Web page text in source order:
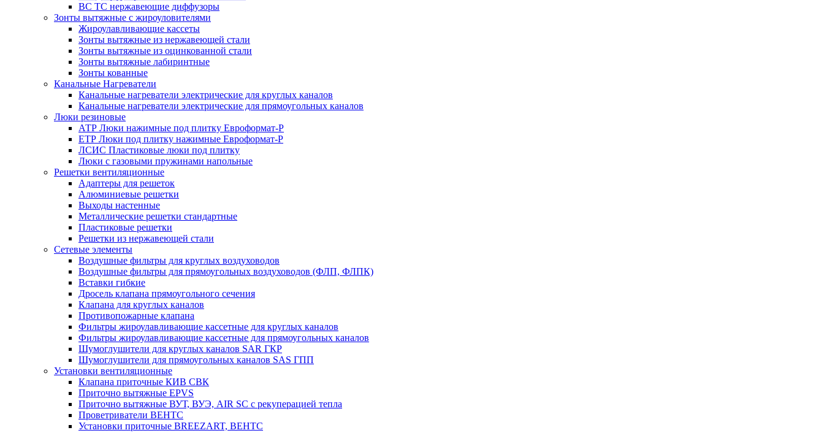
ВС ТС нержавеющие диффузоры
Зонты вытяжные с жироуловителями
Жироулавливающие кассеты
Зонты вытяжные из нержавеющей стали
Зонты вытяжные из оцинкованной стали
Зонты вытяжные лабиринтные
Зонты кованные
Канальные Нагреватели
Канальные нагреватели электрические для круглых каналов
Канальные нагреватели электрические для прямоугольных каналов
Люки резиновые
АТР Люки нажимные под плитку Евроформат-Р
ЕТР Люки под плитку нажимные Евроформат-Р
ЛСИС Пластиковые люки под плитку
Люки с газовыми пружинами напольные
Решетки вентиляционные
Адаптеры для решеток
Алюминиевые решетки
Выходы настенные
Металлические решетки стандартные
Пластиковые решетки
Решетки из нержавеющей стали
Сетевые элементы
Воздушные фильтры для круглых воздуховодов
Воздушные фильтры для прямоугольных воздуховодов (ФЛП, ФЛПК)
Вставки гибкие
Дросель клапана прямоугольного сечения
Клапана для круглых каналов
Противопожарные клапана
Фильтры жироулавливающие кассетные для круглых каналов
Фильтры жироулавливающие кассетные для прямоугольных каналов
Шумоглушители для круглых каналов SAR ГКР
Шумоглушители для прямоугольных каналов SAS ГПП
Установки вентиляционные
Клапана приточные КИВ СВК
Приточно вытяжные EPVS
Приточно вытяжные ВУТ, ВУЭ, AIR SC с рекуперацией тепла
Проветриватели ВЕНТС
Установки приточные BREEZART, ВЕНТС